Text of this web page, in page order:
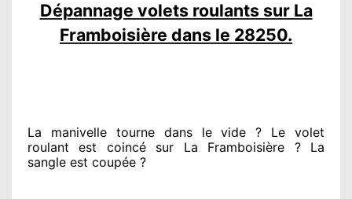
Dépannage volets roulants sur La
Framboisière dans le 28250.
La manivelle tourne dans le vide ? Le volet
roulant est coincésur La Framboisière ? La
sangle est coupée ?